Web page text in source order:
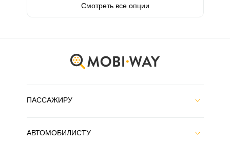
Смотреть все опции
ПАССАЖИРУ
АВТОМОБИЛИСТУ